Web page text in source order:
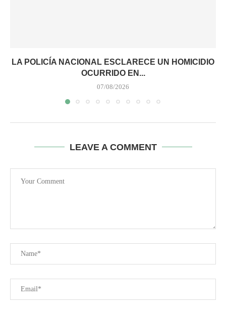
LA POLICÍA NACIONAL ESCLARECE UN HOMICIDIO
OCURRIDO EN...
07/08/2026
LEAVE A COMMENT